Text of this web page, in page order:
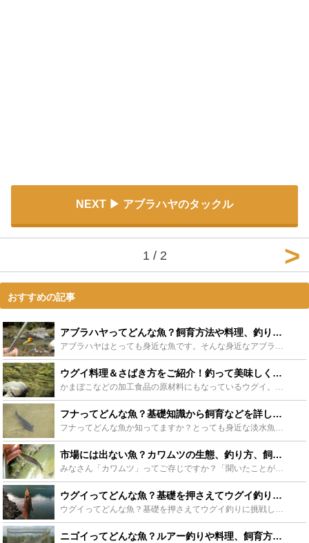
NEXT アブラハヤのタックル
1 / 2
おすすめの記事
アブラハヤってどんな魚？飼育方法や料理、釣り方まで徹底解説します！ - Leisurego(レジャーゴー)
アブラハヤはとっても身近な魚です。そんな身近なアブラハヤについて詳しく紹介します。身近ですがあまり知られていない生態や、コツをつかめば楽しい飼育や、実はおいしい料理、初心者や子供でも楽しめる釣りにつ...
ウグイ料理＆さばき方をご紹介！釣って美味しく調理しよう！ - Leisurego(レジャーゴー)
かまぼこなどの加工食品の原材料にもなっているウグイ。しかし皆さんウグイとはどんな魚かご存知でしょうか？「名前くらいしか聞いたことがない」「全然知らない」という方が多いと思います。今回はそんなウグイに...
フナってどんな魚？基礎知識から飼育などを詳しく紹介！！ - Leisurego(レジャーゴー)
フナってどんな魚か知ってますか？とっても身近な淡水魚のフナについて、その生態や生育環境、少し変わった特徴から、捕まえ方や飼育方法まで様々な視点から詳しく紹介します。きっと楽しさや面白さを見つけること...
市場には出ない魚？カワムツの生態、釣り方、飼育方法について紹介 - Leisurego(レジャーゴー)
みなさん「カワムツ」ってご存じですか？「聞いたことがあるようなないような。。。」そんなあまり耳慣れない魚だと思います。それもそのはず、「カワムツ」はあまり市場には出回らない食卓では稀少な魚です。けれ...
ウグイってどんな魚？基礎を押さえてウグイ釣りに挑戦しよう！ - Leisurego(レジャーゴー)
ウグイってどんな魚？基礎を押さえてウグイ釣りに挑戦しよう！ということで、今回はウグイについて紹介してまいりたいと思います。ウグイの生態や特徴や釣り方、レシピなども紹介します。近年増えてきているウグイ...
ニゴイってどんな魚？ルアー釣りや料理、飼育方法まで紹介します！ - Leisurego(レジャーゴー)